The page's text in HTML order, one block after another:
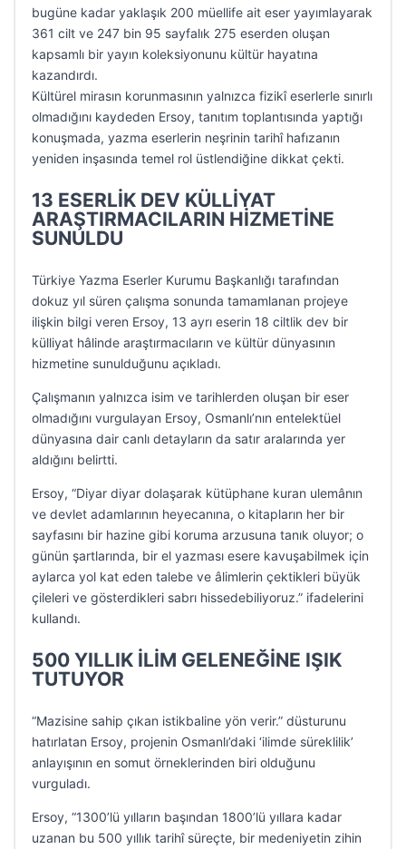
bugüne kadar yaklaşık 200 müellife ait eser yayımlayarak
361 cilt ve 247 bin 95 sayfalık 275 eserden oluşan
kapsamlı bir yayın koleksiyonunu kültür hayatına
kazandırdı.
Kültürel mirasın korunmasının yalnızca fizikî eserlerle sınırlı
olmadığını kaydeden Ersoy, tanıtım toplantısında yaptığı
konuşmada, yazma eserlerin neşrinin tarihî hafızanın
yeniden inşasında temel rol üstlendiğine dikkat çekti.
13 ESERLİK DEV KÜLLİYAT
ARAŞTIRMACILARIN HİZMETİNE
SUNULDU
Türkiye Yazma Eserler Kurumu Başkanlığı tarafından
dokuz yıl süren çalışma sonunda tamamlanan projeye
ilişkin bilgi veren Ersoy, 13 ayrı eserin 18 ciltlik dev bir
külliyat hâlinde araştırmacıların ve kültür dünyasının
hizmetine sunulduğunu açıkladı.
Çalışmanın yalnızca isim ve tarihlerden oluşan bir eser
olmadığını vurgulayan Ersoy, Osmanlı’nın entelektüel
dünyasına dair canlı detayların da satır aralarında yer
aldığını belirtti.
Ersoy, “Diyar diyar dolaşarak kütüphane kuran ulemânın
ve devlet adamlarının heyecanına, o kitapların her bir
sayfasını bir hazine gibi koruma arzusuna tanık oluyor; o
günün şartlarında, bir el yazması esere kavuşabilmek için
aylarca yol kat eden talebe ve âlimlerin çektikleri büyük
çileleri ve gösterdikleri sabrı hissedebiliyoruz.” ifadelerini
kullandı.
500 YILLIK İLİM GELENEĞİNE IŞIK
TUTUYOR
“Mazisine sahip çıkan istikbaline yön verir.” düsturunu
hatırlatan Ersoy, projenin Osmanlı’daki ‘ilimde süreklilik’
anlayışının en somut örneklerinden biri olduğunu
vurguladı.
Ersoy, “1300’lü yılların başından 1800’lü yıllara kadar
uzanan bu 500 yıllık tarihî süreçte, bir medeniyetin zihin